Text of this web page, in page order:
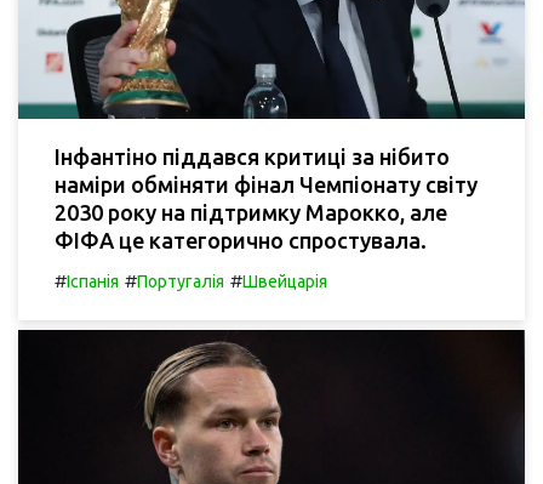
Інфантіно піддався критиці за нібито
наміри обміняти фінал Чемпіонату світу
2030 року на підтримку Марокко, але
ФІФА це категорично спростувала.
#Іспанія #Португалія #Швейцарія